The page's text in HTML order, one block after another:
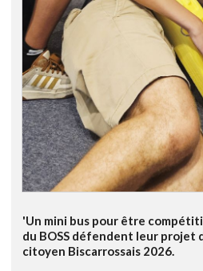
'Un mini bus pour être
du BOSS défendent leur
citoyen Biscarrossais 2026.